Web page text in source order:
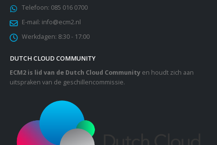
Telefoon: 085 016 0700
E-mail: info@ecm2.nl
Werkdagen: 8:30 - 17:00
DUTCH CLOUD COMMUNITY
ECM2 is lid van de Dutch Cloud Community en houdt zich aan
uitspraken van de geschillencommissie.